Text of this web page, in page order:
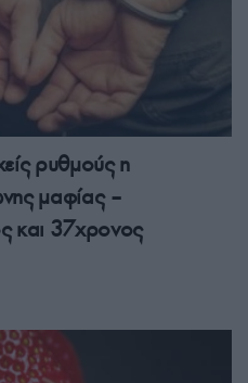
ρυθμούς η
μαφίας –
και 37χρονος